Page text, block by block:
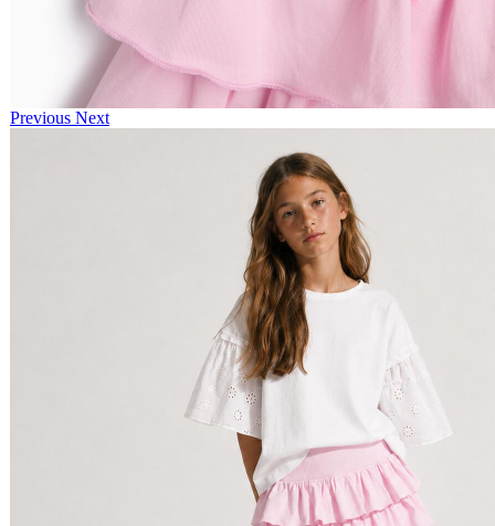
Previous Next